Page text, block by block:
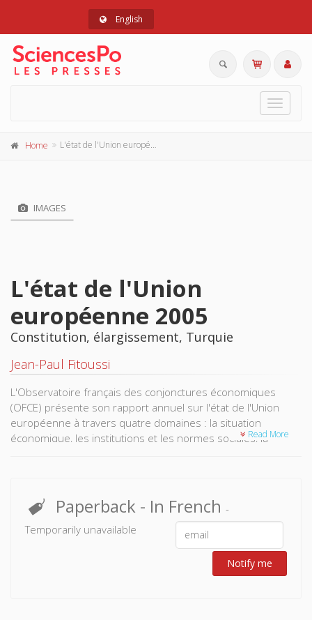
English
Toggle
Home L'état de l'Union européenne 2005
IMAGES
L'état de l'Union
européenne 2005
Constitution, élargissement, Turquie
Jean-Paul Fitoussi
L'Observatoire français des conjonctures économiques
(OFCE) présente son rapport annuel sur l'état de l'Union
européenne à travers quatre domaines : la situation
économique, les institutions et les normes sociales, la
d’apporter des éléments d’analyse et de réflexion
concernant certains débats actuels : la question des
perspectives économiques et sociales dans une Europe à
450 millions d'habitants, les apports mais aussi les limites,
voire les dangers contenus dans le texte de la Constitution
européenne, l’adhésion de la Turquie à l’Union européenne.
Read More
Paperback - In French -
Temporarily unavailable
Notify me